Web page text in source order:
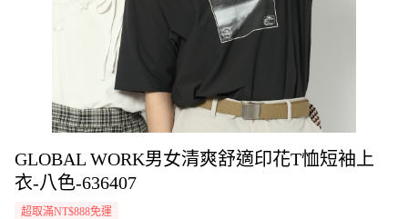
GLOBAL WORK男女清爽舒適印花T恤短袖上
衣-八色-636407
超取滿NT$888免運